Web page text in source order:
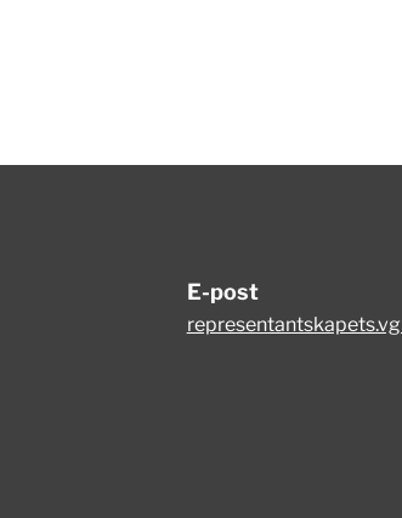
E-post